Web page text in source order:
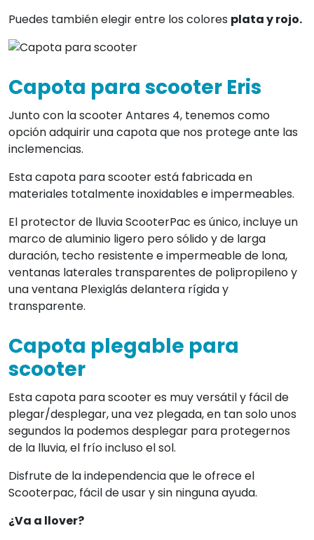
Puedes también elegir entre los colores plata y rojo.
Capota para scooter Eris
Junto con la scooter Antares 4, tenemos como
opción adquirir una capota que nos protege ante las
inclemencias.
Esta capota para scooter está fabricada en
materiales totalmente inoxidables e impermeables.
El protector de lluvia ScooterPac es único, incluye un
marco de aluminio ligero pero sólido y de larga
duración, techo resistente e impermeable de lona,
ventanas laterales transparentes de polipropileno y
una ventana Plexiglás delantera rígida y
transparente.
Capota plegable para
scooter
Esta capota para scooter es muy versátil y fácil de
plegar/desplegar, una vez plegada, en tan solo unos
segundos la podemos desplegar para protegernos
de la lluvia, el frío incluso el sol.
Disfrute de la independencia que le ofrece el
Scooterpac, fácil de usar y sin ninguna ayuda.
¿Va a llover?